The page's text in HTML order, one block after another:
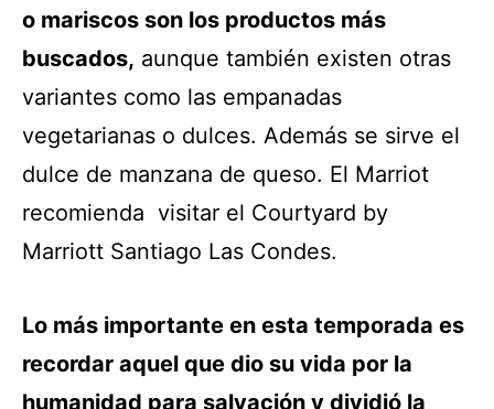
o mariscos son los productos más
buscados, aunque también existen otras
variantes como las empanadas
vegetarianas o dulces. Además se sirve el
dulce de manzana de queso. El Marriot
recomienda visitar el Courtyard by
Marriott Santiago Las Condes.
Lo más importante en esta temporada es
recordar aquel que dio su vida por la
humanidad para salvación y dividió la